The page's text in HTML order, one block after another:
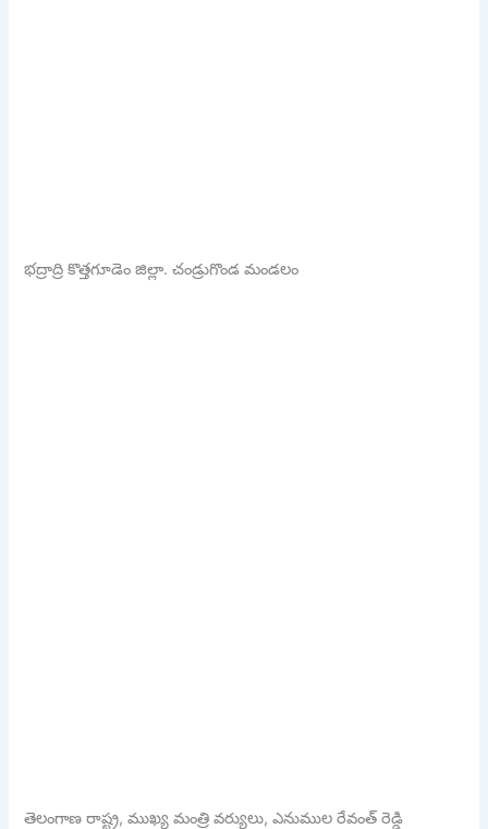
భద్రాద్రి కొత్తగూడెం జిల్లా. చండ్రుగొండ మండలం
తెలంగాణ రాష్ట్ర, ముఖ్య మంత్రి వర్యులు, ఎనుముల రేవంత్ రెడ్డి